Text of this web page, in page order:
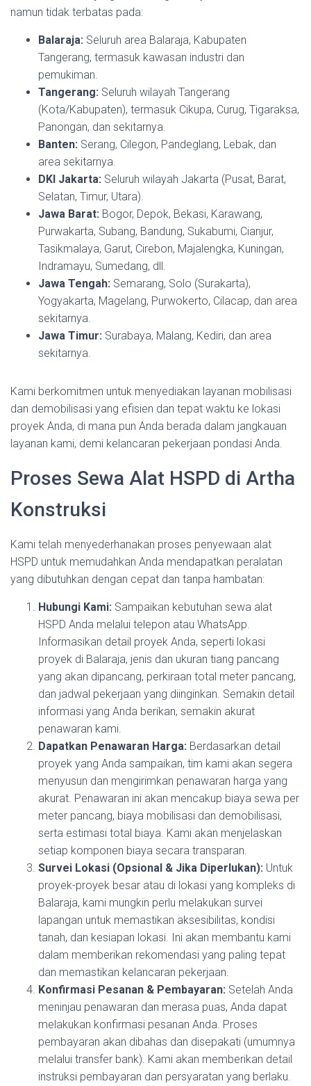
namun tidak terbatas pada:
Balaraja: Seluruh area Balaraja, Kabupaten
Tangerang, termasuk kawasan industri dan
pemukiman.
Tangerang: Seluruh wilayah Tangerang
(Kota/Kabupaten), termasuk Cikupa, Curug, Tigaraksa,
Panongan, dan sekitarnya.
Banten: Serang, Cilegon, Pandeglang, Lebak, dan
area sekitarnya.
DKI Jakarta: Seluruh wilayah Jakarta (Pusat, Barat,
Selatan, Timur, Utara).
Jawa Barat: Bogor, Depok, Bekasi, Karawang,
Purwakarta, Subang, Bandung, Sukabumi, Cianjur,
Tasikmalaya, Garut, Cirebon, Majalengka, Kuningan,
Indramayu, Sumedang, dll.
Jawa Tengah: Semarang, Solo (Surakarta),
Yogyakarta, Magelang, Purwokerto, Cilacap, dan area
sekitarnya.
Jawa Timur: Surabaya, Malang, Kediri, dan area
sekitarnya.
Kami berkomitmen untuk menyediakan layanan mobilisasi
dan demobilisasi yang efisien dan tepat waktu ke lokasi
proyek Anda, di mana pun Anda berada dalam jangkauan
layanan kami, demi kelancaran pekerjaan pondasi Anda.
Proses Sewa Alat HSPD di Artha
Konstruksi
Kami telah menyederhanakan proses penyewaan alat
HSPD untuk memudahkan Anda mendapatkan peralatan
yang dibutuhkan dengan cepat dan tanpa hambatan:
Hubungi Kami: Sampaikan kebutuhan sewa alat
HSPD Anda melalui telepon atau WhatsApp.
Informasikan detail proyek Anda, seperti lokasi
proyek di Balaraja, jenis dan ukuran tiang pancang
yang akan dipancang, perkiraan total meter pancang,
dan jadwal pekerjaan yang diinginkan. Semakin detail
informasi yang Anda berikan, semakin akurat
penawaran kami.
Dapatkan Penawaran Harga: Berdasarkan detail
proyek yang Anda sampaikan, tim kami akan segera
menyusun dan mengirimkan penawaran harga yang
akurat. Penawaran ini akan mencakup biaya sewa per
meter pancang, biaya mobilisasi dan demobilisasi,
serta estimasi total biaya. Kami akan menjelaskan
setiap komponen biaya secara transparan.
Survei Lokasi (Opsional & Jika Diperlukan): Untuk
proyek-proyek besar atau di lokasi yang kompleks di
Balaraja, kami mungkin perlu melakukan survei
lapangan untuk memastikan aksesibilitas, kondisi
tanah, dan kesiapan lokasi. Ini akan membantu kami
dalam memberikan rekomendasi yang paling tepat
dan memastikan kelancaran pekerjaan.
Konfirmasi Pesanan & Pembayaran: Setelah Anda
meninjau penawaran dan merasa puas, Anda dapat
melakukan konfirmasi pesanan Anda. Proses
pembayaran akan dibahas dan disepakati (umumnya
melalui transfer bank). Kami akan memberikan detail
instruksi pembayaran dan persyaratan yang berlaku.